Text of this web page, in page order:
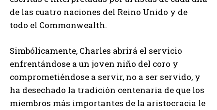
de las cuatro naciones del Reino Unido y de
todo el Commonwealth.
Simbólicamente, Charles abrirá el servicio
enfrentándose a un joven niño del coro y
comprometiéndose a servir, no a ser servido, y
ha desechado la tradición centenaria de que los
miembros más importantes de la aristocracia le